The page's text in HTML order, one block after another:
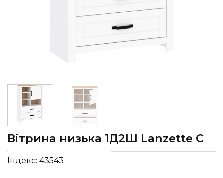
Вітрина низька 1Д2Ш Lanzette C
Індекс: 43543